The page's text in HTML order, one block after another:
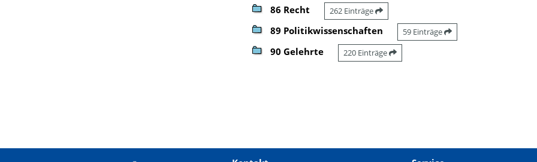
86 Recht 262 Einträge
89 Politikwissenschaften 59 Einträge
90 Gelehrte 220 Einträge